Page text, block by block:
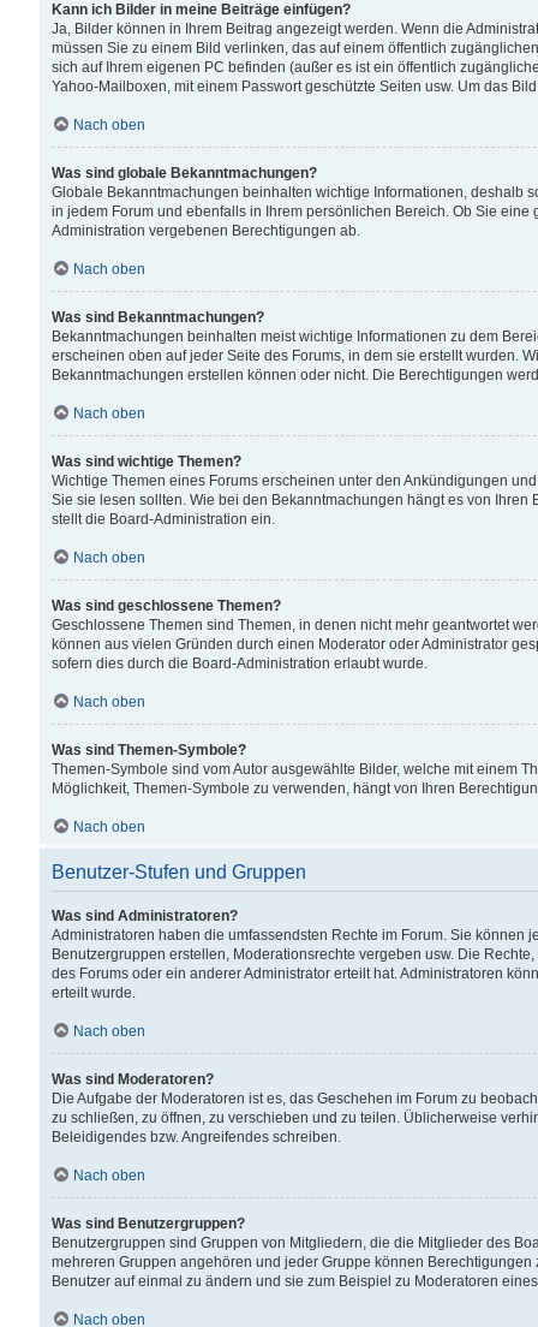
Kann ich Bilder in meine Beiträge einfügen?
Ja, Bilder können in Ihrem Beitrag angezeigt werden. Wenn die
müssen Sie zu einem Bild verlinken, das auf einem öffentlich
sich auf Ihrem eigenen PC befinden (außer es ist ein öffentlich
Yahoo-Mailboxen, mit einem Passwort geschützte Seiten usw. Um das
Nach oben
Was sind globale Bekanntmachungen?
Globale Bekanntmachungen beinhalten wichtige Informationen, deshalb
in jedem Forum und ebenfalls in Ihrem persönlichen Bereich. Ob Sie
Administration vergebenen Berechtigungen ab.
Nach oben
Was sind Bekanntmachungen?
Bekanntmachungen beinhalten meist wichtige Informationen zu dem
erscheinen oben auf jeder Seite des Forums, in dem sie erstellt wurden.
Bekanntmachungen erstellen können oder nicht. Die Berechtigungen
Nach oben
Was sind wichtige Themen?
Wichtige Themen eines Forums erscheinen unter den Ankündigungen
Sie sie lesen sollten. Wie bei den Bekanntmachungen hängt es von
stellt die Board-Administration ein.
Nach oben
Was sind geschlossene Themen?
Geschlossene Themen sind Themen, in denen nicht mehr geantwortet
können aus vielen Gründen durch einen Moderator oder Administrator
sofern dies durch die Board-Administration erlaubt wurde.
Nach oben
Was sind Themen-Symbole?
Themen-Symbole sind vom Autor ausgewählte Bilder, welche mit einem
Möglichkeit, Themen-Symbole zu verwenden, hängt von Ihren
Nach oben
Benutzer-Stufen und Gruppen
Was sind Administratoren?
Administratoren haben die umfassendsten Rechte im Forum. Sie können
Benutzergruppen erstellen, Moderationsrechte vergeben usw. Die
des Forums oder ein anderer Administrator erteilt hat. Administratoren
erteilt wurde.
Nach oben
Was sind Moderatoren?
Die Aufgabe der Moderatoren ist es, das Geschehen im Forum zu
zu schließen, zu öffnen, zu verschieben und zu teilen. Üblicherweise
Beleidigendes bzw. Angreifendes schreiben.
Nach oben
Was sind Benutzergruppen?
Benutzergruppen sind Gruppen von Mitgliedern, die die Mitglieder des
mehreren Gruppen angehören und jeder Gruppe können
Benutzer auf einmal zu ändern und sie zum Beispiel zu Moderatoren
Nach oben